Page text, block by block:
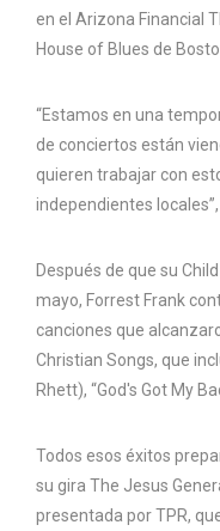
en el Arizona Financial
House of Blues de
“Estamos en una
de conciertos están
quieren trabajar con
independientes locales”,
Después de que su
mayo, Forrest Frank
canciones que
Christian Songs, que
Rhett), “God's Got My
Todos esos éxitos
su gira The Jesus
presentada por TPR,